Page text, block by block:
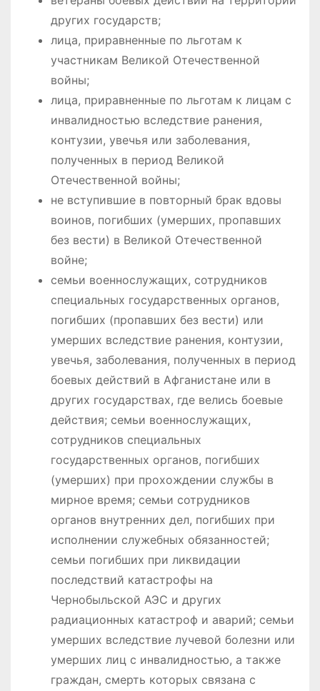
других государств;
лица, приравненные по льготам к
участникам Великой Отечественной
войны;
лица, приравненные по льготам к лицам с
инвалидностью вследствие ранения,
контузии, увечья или заболевания,
полученных в период Великой
Отечественной войны;
не вступившие в повторный брак вдовы
воинов, погибших (умерших, пропавших
без вести) в Великой Отечественной
войне;
семьи военнослужащих, сотрудников
специальных государственных органов,
погибших (пропавших без вести) или
умерших вследствие ранения, контузии,
увечья, заболевания, полученных в период
боевых действий в Афганистане или в
других государствах, где велись боевые
действия; семьи военнослужащих,
сотрудников специальных
государственных органов, погибших
(умерших) при прохождении службы в
мирное время; семьи сотрудников
органов внутренних дел, погибших при
исполнении служебных обязанностей;
семьи погибших при ликвидации
последствий катастрофы на
Чернобыльской АЭС и других
радиационных катастроф и аварий; семьи
умерших вследствие лучевой болезни или
умерших лиц с инвалидностью, а также
граждан, смерть которых связана с